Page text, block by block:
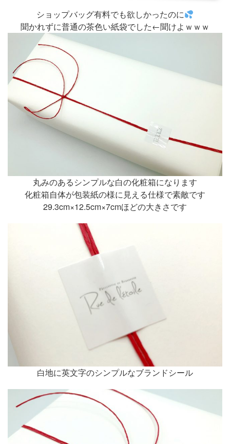
ショップバッグ有料でも欲しかったのに
聞かれずに普通の茶色い紙袋でした←聞けよｗｗｗ
丸みのあるシンプルな白の化粧箱になります
化粧箱自体が包装紙の様に見える仕様で素敵です
29.3cm×12.5cm×7cmほどの大きさです
白地に英文字のシンプルなブランドシール